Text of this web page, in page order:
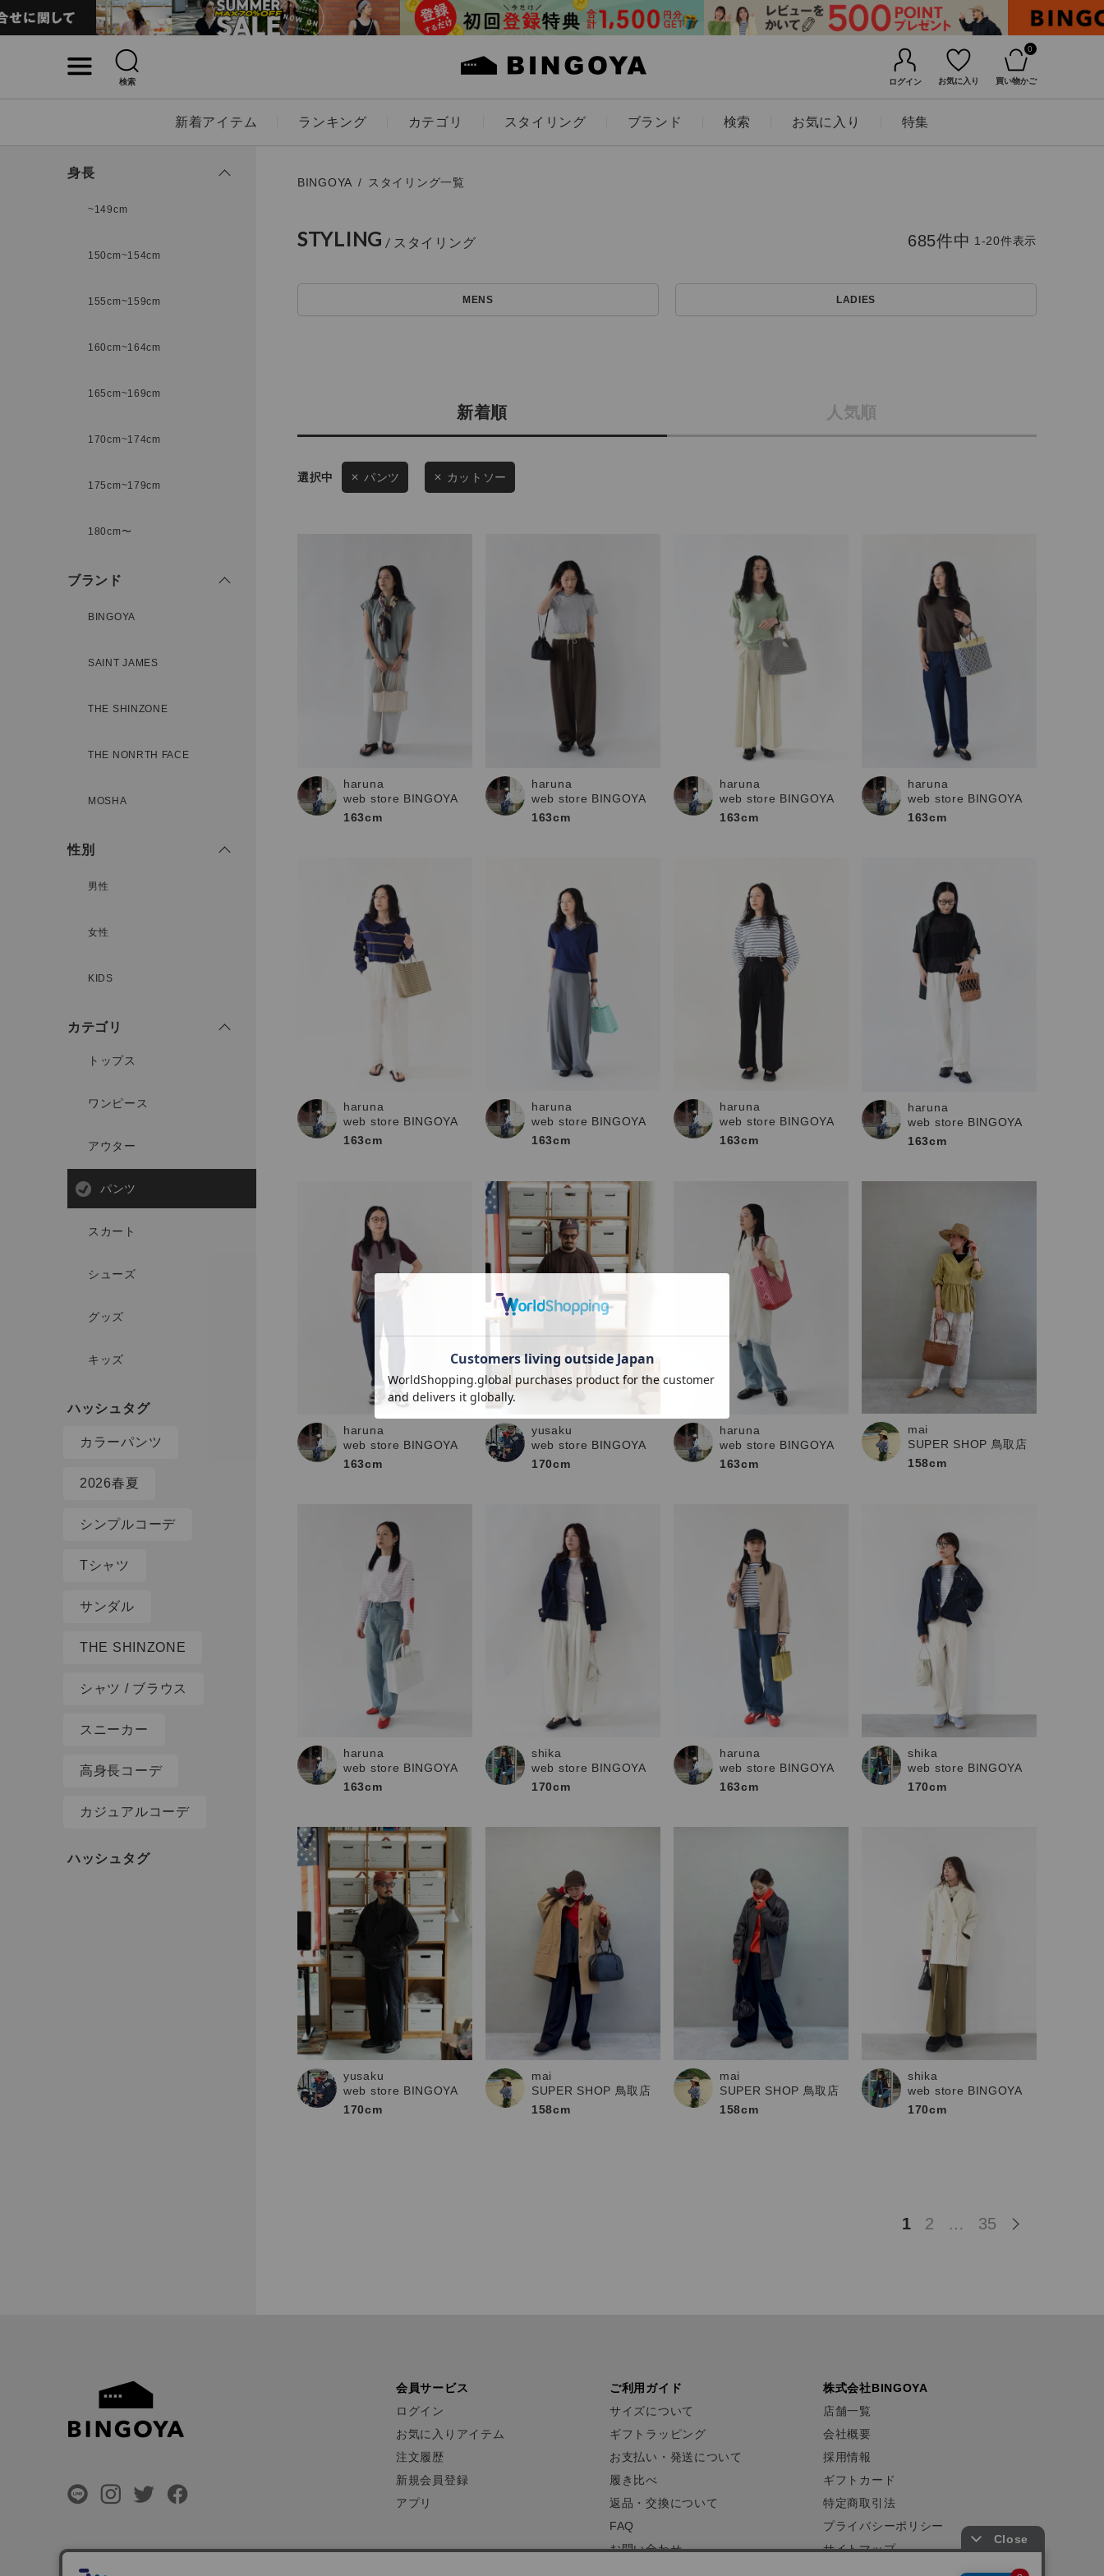
検索 ログイン お気に入り
0
買い物かご
新着アイテム ランキング カテゴリ スタイリング ブランド 検索 お気に入り 特集
条件絞り込み検索
カテゴリから探す
スタイリングから探す
ブランドから探す
店舗一覧
会社概要
お知らせ・ご利用ガイド
お知らせ
ご利用ガイド
ギフトラッピング
お問い合わせ
無料公式アプリダウンロード
キーワード
LADIES KIDS
価格
在庫なし含む
この条件で絞り込む
身長
~149cm
150cm~154cm
155cm~159cm
160cm~164cm
165cm~169cm
170cm~174cm
175cm~179cm
180cm〜
ブランド
BINGOYA
SAINT JAMES
THE SHINZONE
THE NONRTH FACE
MOSHA
性別
男性
女性
KIDS
カテゴリ
トップス
ワンピース
アウター
パンツ
スカート
シューズ
グッズ
キッズ
カラーパンツ
2026春夏
シンプルコーデ
Tシャツ
サンダル
THE SHINZONE
シャツ / ブラウス
スニーカー
高身長コーデ
カジュアルコーデ
BINGOYA スタイリング一覧
STYLING
MENS LADIES
新着順 人気順
685件中 1-20件表示
パンツ カットソー
haruna
web store BINGOYA
163cm
haruna
web store BINGOYA
163cm
haruna
web store BINGOYA
163cm
haruna
web store BINGOYA
163cm
haruna
web store BINGOYA
163cm
haruna
web store BINGOYA
163cm
haruna
web store BINGOYA
163cm
haruna
web store BINGOYA
163cm
haruna
web store BINGOYA
163cm
yusaku
web store BINGOYA
170cm
haruna
web store BINGOYA
163cm
mai
SUPER SHOP 鳥取店
158cm
haruna
web store BINGOYA
163cm
shika
web store BINGOYA
170cm
haruna
web store BINGOYA
163cm
shika
web store BINGOYA
170cm
yusaku
web store BINGOYA
170cm
mai
SUPER SHOP 鳥取店
158cm
mai
SUPER SHOP 鳥取店
158cm
shika
web store BINGOYA
170cm
1 2 … 35
会員サービス
ログイン
お気に入りアイテム
注文履歴
新規会員登録
アプリ
ご利用ガイド
サイズについて
ギフトラッピング
お支払い・発送について
履き比べ
返品・交換について
FAQ
お問い合わせ
株式会社BINGOYA
店舗一覧
会社概要
採用情報
ギフトカード
特定商取引法
プライバシーポリシー
サイトマップ